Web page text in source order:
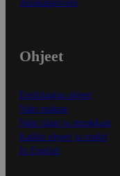
Asiakaspalvelu
Ohjeet
Ensitilaajan ohjeet
Näin maksat
Näin tilaat ja muokkaat
Kaikki ohjeet ja vinkit
In English